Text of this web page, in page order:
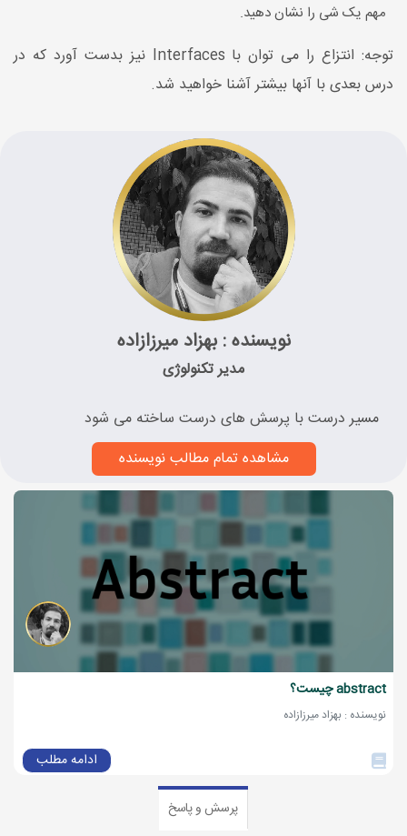
مهم یک شی را نشان دهید.
توجه: انتزاع را می توان با Interfaces نیز بدست آورد که در
درس بعدی با آنها بیشتر آشنا خواهید شد.
نویسنده : بهزاد میرزازاده
مدیر تکنولوژی
مسیر درست با پرسش های درست ساخته می شود
مشاهده تمام مطالب نویسنده
abstract چیست؟
نویسنده : بهزاد میرزازاده
ادامه مطلب
پرسش و پاسخ